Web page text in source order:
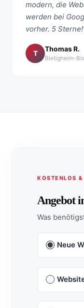
modern, die
werden bei
vorher. 5
T
Thomas R.
Bietigheim-
KOSTENLOS
Angebot
Was
Neue